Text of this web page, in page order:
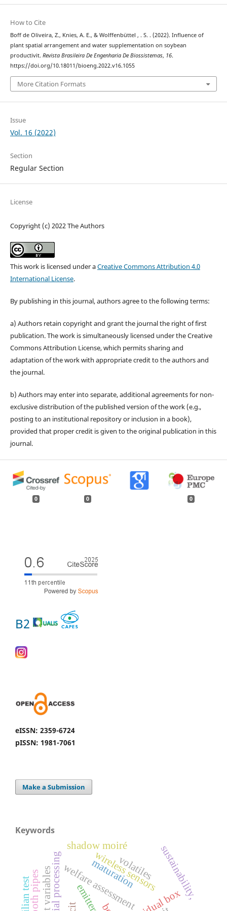
How to Cite
Boff de Oliveira, Z., Knies, A. E., & Wolffenbüttel , . S. . (2022). Influence of
plant spatial arrangement and water supplementation on soybean
productivit. Revista Brasileira De Engenharia De Biossistemas, 16.
https://doi.org/10.18011/bioeng.2022.v16.1055
More Citation Formats
Issue
Vol. 16 (2022)
Section
Regular Section
License
Copyright (c) 2022 The Authors
This work is licensed under aCreative Commons Attribution 4.0
International License.
By publishing in this journal, authors agree to the following terms:
a) Authors retain copyright and grant the journal the right of first
publication. The work is simultaneously licensed under the Creative
Commons Attribution License, which permits sharing and
adaptation of the work with appropriate credit to the authors and
the journal.
b) Authors may enter into separate, additional agreements for non-
exclusive distribution of the published version of the work (e.g.,
posting to an institutional repository or inclusion in a book),
provided that proper credit is given to the original publication in this
journal.
0 0 0
B2
eISSN: 2359-6724
pISSN: 1981-7061
Make a Submission
Keywords
maturation
welfare assessment
wireless sensors sustainability,
volatiles
s
shadow moiré